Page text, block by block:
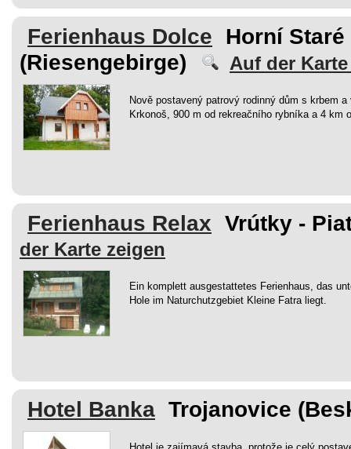
Ferienhaus Dolce
Horní
(Riesengebirge)
Auf der
Nově postavený patrový rodinný dům s krbem a
Krkonoš, 900 m od rekreačního rybníka a 4 km
Ferienhaus Relax Vrútky -
der Karte zeigen
Ein komplett ausgestattetes Ferienhaus, das
Hole im Naturchutzgebiet Kleine Fatra liegt.
Hotel Banka Trojanovice